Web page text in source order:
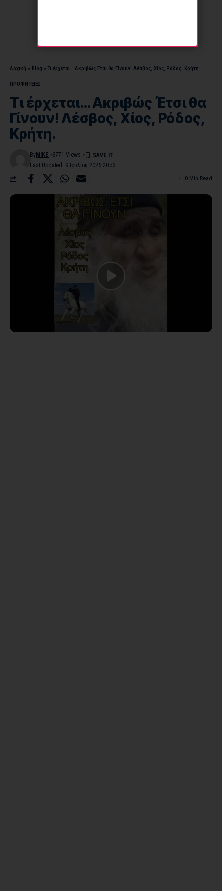
Αρχική » Blog » Τι έρχεται… Ακριβώς Έτσι θα Γίνουν! Λέσβος, Χίος, Ρόδος, Κρήτη.
ΠΡΟΦΗΤΕΙΕΣ
Τι έρχεται… Ακριβώς Έτσι θα
Γίνουν! Λέσβος, Χίος, Ρόδος,
Κρήτη.
Last Updated: 9 Ιουλίου 2026 20:53
By MIKE 3771 Views
0 Min Read